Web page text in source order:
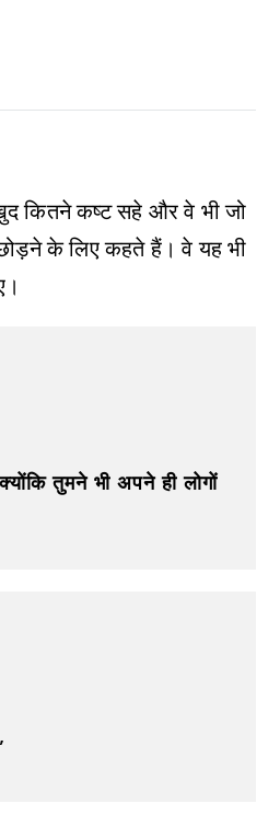
कितने कष्ट सहे और वे भी जो
के लिए कहते हैं। वे यह भी
तुमने भी अपने ही लोगों